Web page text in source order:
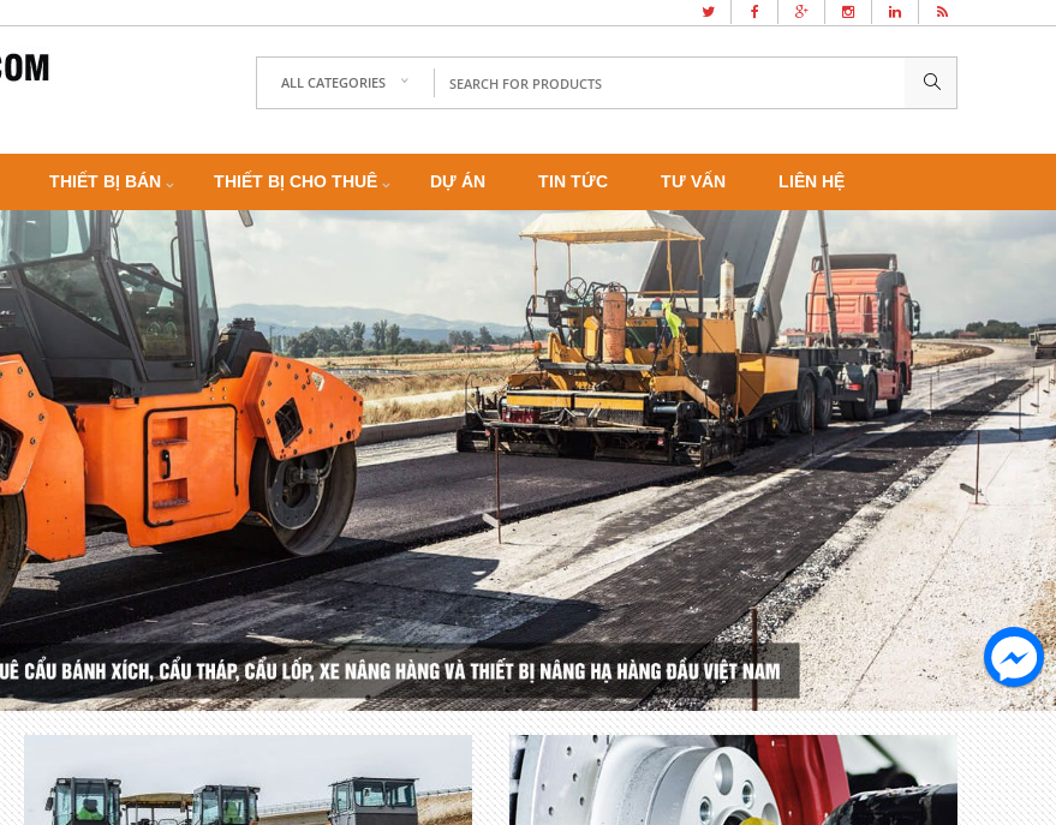
ALL CATEGORIES
THIẾT BỊ BÁN THIẾT BỊ CHO THUÊ DỰ ÁN TIN TỨC TƯ VẤN LIÊN HỆ